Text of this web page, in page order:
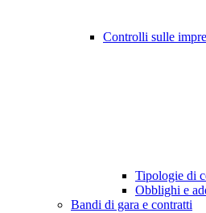
Controlli sulle
Tipologie di
Obblighi e
Bandi di gara e contratti